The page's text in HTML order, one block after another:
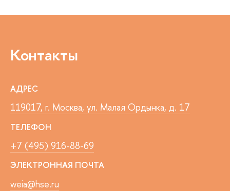
Контакты
АДРЕС
119017, г. Москва, ул. Малая Ордынка, д. 17
ТЕЛЕФОН
+7 (495) 916-88-69
ЭЛЕКТРОННАЯ ПОЧТА
weia@hse.ru